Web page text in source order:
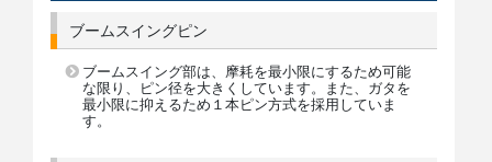
ブームスイングピン
ブームスイング部は、摩耗を最小限にするため可能
な限り、ピン径を大きくしています。また、ガタを
最小限に抑えるため１本ピン方式を採用していま
す。